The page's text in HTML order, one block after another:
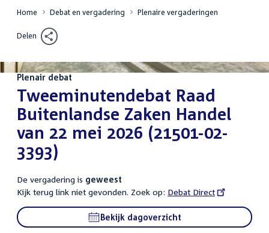
Home Debat en vergadering Plenaire vergaderingen
Delen
Plenair debat
:Tweeminutendebat Raad
Buitenlandse Zaken Handel
van 22 mei 2026 (21501-02-
3393)
De vergadering is geweest
Kijk terug link niet gevonden. Zoek op: External
link:
Debat Direct
Bekijk dagoverzicht